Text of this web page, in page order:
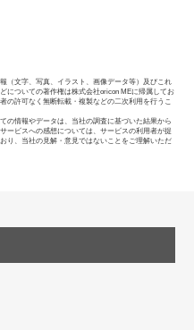
（文字、写真、イラスト、画像データ等）及びこれ
についての著作権は株式会社oricon MEに帰属してお
の許可なく無断転載・複製などの二次利用を行うこ
の情報やデータは、当社の調査に基づいた結果から
ービスへの感想については、サービスの利用者が提
り、当社の見解・意見ではないことをご理解いただ